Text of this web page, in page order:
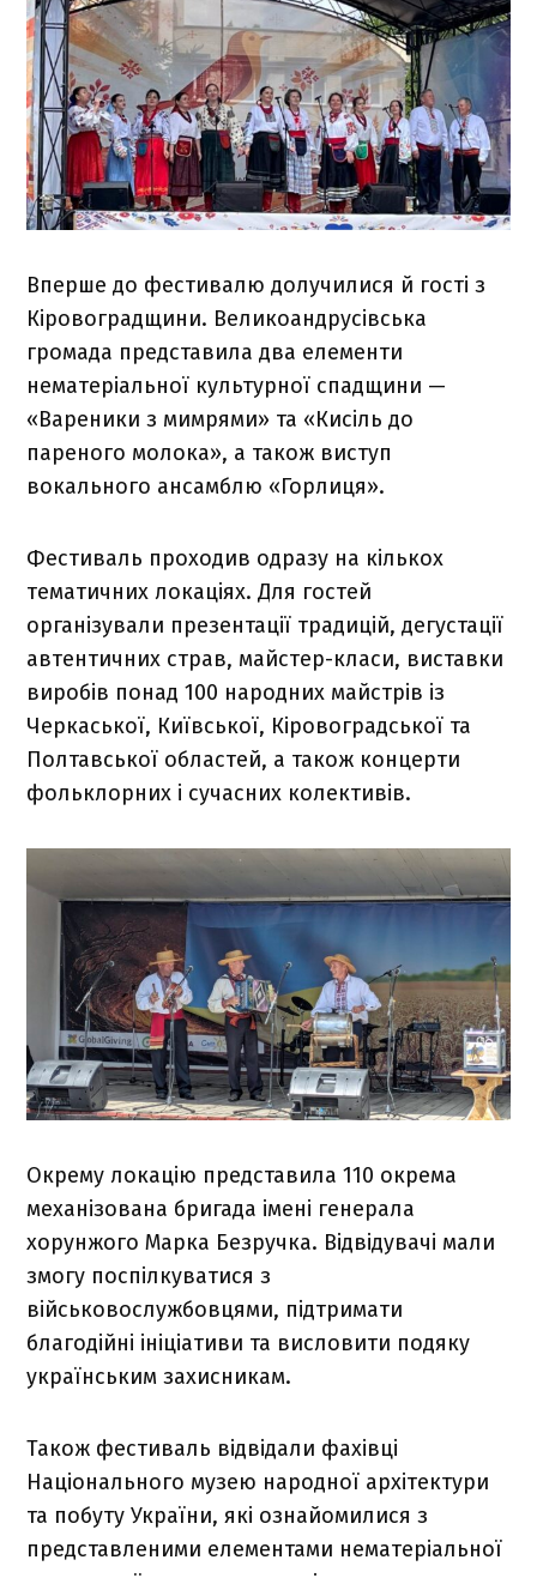
Вперше до фестивалю долучилися й гості з
Кіровоградщини. Великоандрусівська
громада представила два елементи
нематеріальної культурної спадщини —
«Вареники з мимрями» та «Кисіль до
пареного молока», а також виступ
вокального ансамблю «Горлиця».
Фестиваль проходив одразу на кількох
тематичних локаціях. Для гостей
організували презентації традицій, дегустації
автентичних страв, майстер-класи, виставки
виробів понад 100 народних майстрів із
Черкаської, Київської, Кіровоградської та
Полтавської областей, а також концерти
фольклорних і сучасних колективів.
Окрему локацію представила 110 окрема
механізована бригада імені генерала
хорунжого Марка Безручка. Відвідувачі мали
змогу поспілкуватися з
військовослужбовцями, підтримати
благодійні ініціативи та висловити подяку
українським захисникам.
Також фестиваль відвідали фахівці
Національного музею народної архітектури
та побуту України, які ознайомилися з
представленими елементами нематеріальної